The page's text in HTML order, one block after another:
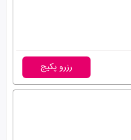
رزرو پکیج